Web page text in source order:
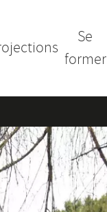
Se
former